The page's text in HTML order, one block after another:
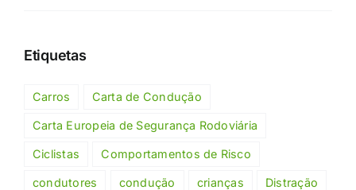
Etiquetas
Carros Carta de Condução
Carta Europeia de Segurança Rodoviária
Ciclistas Comportamentos de Risco
condutores condução crianças Distração